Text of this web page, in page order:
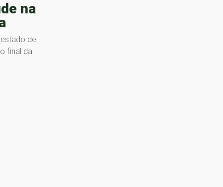
na
de
final da